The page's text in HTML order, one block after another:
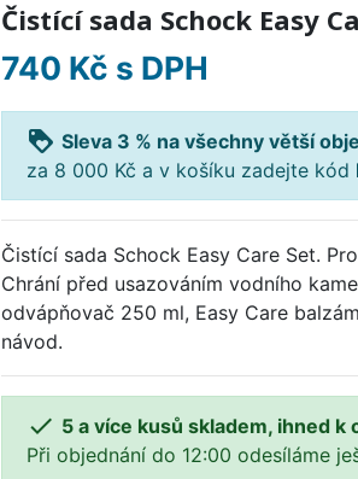
Čistící sada Schock Easy
740 Kč s DPH
loyalty Sleva 3 % na všechny větší
za 8 000 Kč a v košíku zadejte kód
Čistící sada Schock Easy Care Set.
Chrání před usazováním vodního
odvápňovač 250 ml, Easy Care
návod.
 5 a více kusů skladem, ihned
Při objednání do 12:00 odesíláme